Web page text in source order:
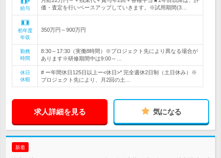
給与
価・査定を行いベースアップしていきます。※試用期間(3…
初年度
年収
350万円～900万円
勤務
時間
8:30～17:30（実働8時間）※プロジェクト先により異なる場合が
あります※研修期間中は9:00～…
休日
休暇
# ー年間休日125日以上ー<休日>* 完全週休2日制（土日休み）※
プロジェクト先により、月2回の土…
求人詳細を見る 気になる
新着